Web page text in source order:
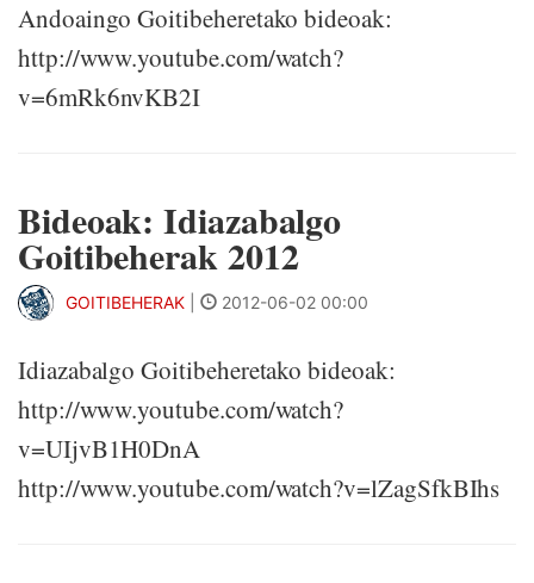
Andoaingo Goitibeheretako bideoak:
http://www.youtube.com/watch?
v=6mRk6nvKB2I
Bideoak: Idiazabalgo
Goitibeherak 2012
GOITIBEHERAK 2012-06-02 00:00
Idiazabalgo Goitibeheretako bideoak:
http://www.youtube.com/watch?
v=UIjvB1H0DnA
http://www.youtube.com/watch?v=lZagSfkBIhs